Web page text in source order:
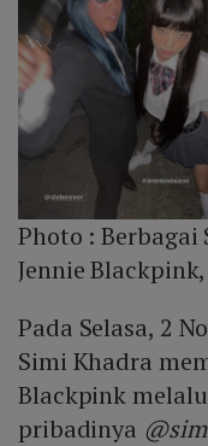
Photo :Berbagai
Jennie
Pada Selasa, 2
Simi Khadra
Blackpink
pribadinya